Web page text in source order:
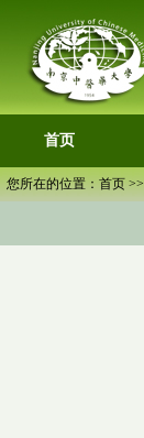
首页
您所在的位置：首页 >>